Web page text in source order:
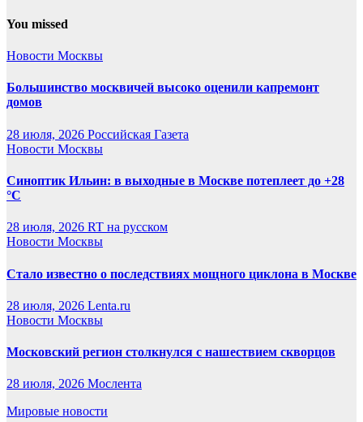
You missed
Новости Москвы
Большинство москвичей высоко оценили капремонт
домов
28 июля, 2026 Российская Газета
Новости Москвы
Синоптик Ильин: в выходные в Москве потеплеет до +28
°C
28 июля, 2026 RT на русском
Новости Москвы
Стало известно о последствиях мощного циклона в Москве
28 июля, 2026 Lenta.ru
Новости Москвы
Московский регион столкнулся с нашествием скворцов
28 июля, 2026 Мослента
Мировые новости